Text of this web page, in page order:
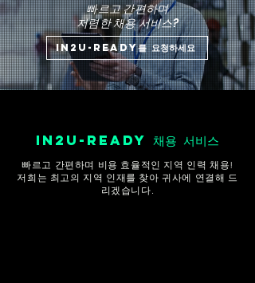
빠르고 간편하며
저렴한 채용 서비스?
IN2U-Ready를 요청하세요
in2u-ready 채용 서비스
빠르고 간편하며 비용 효율적인 지역 인력 채용!
저희는 최고의 지역 인재를 찾아 귀사에 연결해 드
리겠습니다.